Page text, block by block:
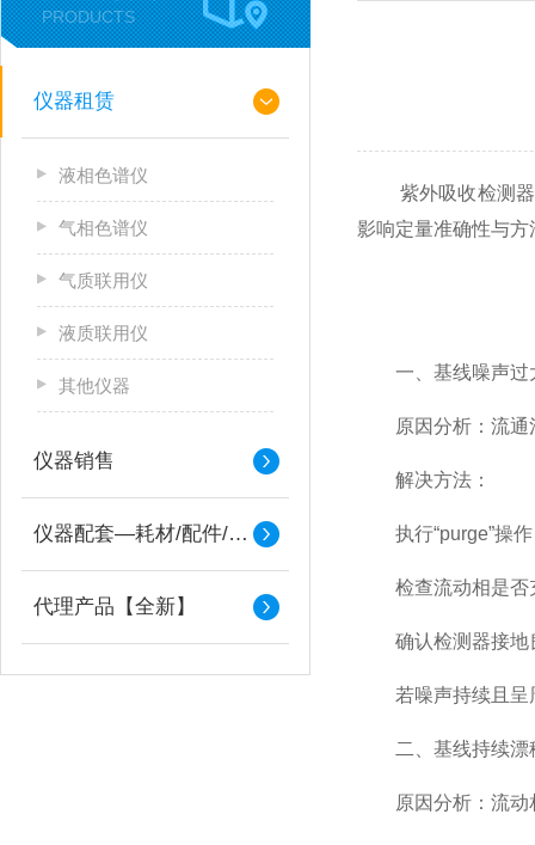
PRODUCTS
仪器租赁
液相色谱仪
气相色谱仪
气质联用仪
液质联用仪
其他仪器
仪器销售
仪器配套—耗材/配件/备件
代理产品【全新】
紫外吸收检测器长
影响定量准确性与
一、基线噪声过
原因分析：流通池
解决方法：
执行“purge”操作
检查流动相是否
确认检测器接地
若噪声持续且呈周
二、基线持续漂
原因分析：流动相